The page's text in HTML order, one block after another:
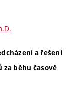
a řešení
běhu časově